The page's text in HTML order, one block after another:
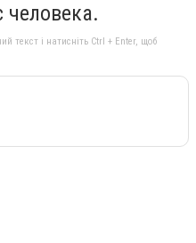
человека.
текст і натисніть Ctrl + Enter, щоб